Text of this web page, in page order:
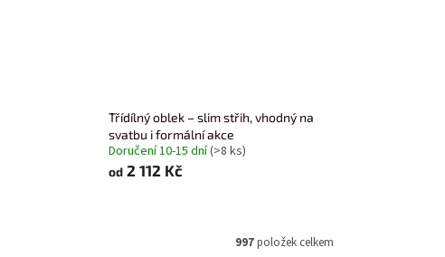
Třídílný oblek – slim střih, vhodný na
svatbu i formální akce
Doručení 10-15 dní(>8 ks)
od2 112 Kč
997položek celkem